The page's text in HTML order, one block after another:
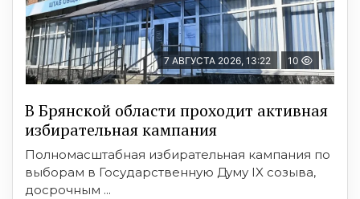
7 АВГУСТА 2026, 13:22 10
В Брянской области проходит активная
избирательная кампания
Полномасштабная избирательная кампания по
выборам в Государственную Думу IX созыва,
досрочным ...